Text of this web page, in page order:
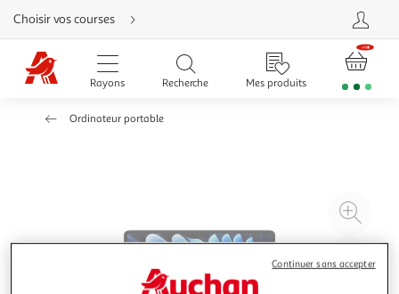
Aller
directement
au
contenu
Aller
directement
Aller
d'aide
Choisir vos courses
Rayons Recherche Mes produits
Ordinateur portable
à
Continuer sans accepter